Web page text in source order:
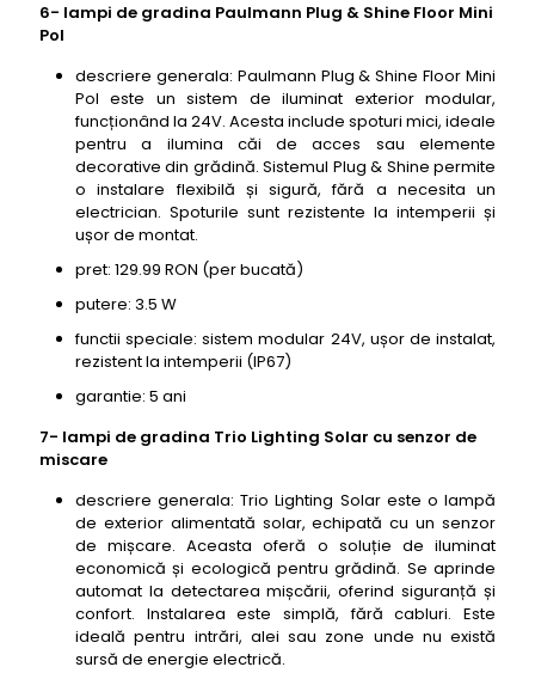
6- lampi de gradina Paulmann Plug & Shine Floor Mini
Pol
descriere generala: Paulmann Plug & Shine Floor Mini
Pol este un sistem de iluminat exterior modular,
funcționând la 24V. Acesta include spoturi mici, ideale
pentru a ilumina căi de acces sau elemente
decorative din grădină. Sistemul Plug & Shine permite
o instalare flexibilă și sigură, fără a necesita un
electrician. Spoturile sunt rezistente la intemperii și
ușor de montat.
pret: 129.99 RON (per bucată)
putere: 3.5 W
functii speciale: sistem modular 24V, ușor de instalat,
rezistent la intemperii (IP67)
garantie: 5 ani
7- lampi de gradina Trio Lighting Solar cu senzor de
miscare
descriere generala: Trio Lighting Solar este o lampă
de exterior alimentată solar, echipată cu un senzor
de mișcare. Aceasta oferă o soluție de iluminat
economică și ecologică pentru grădină. Se aprinde
automat la detectarea mișcării, oferind siguranță și
confort. Instalarea este simplă, fără cabluri. Este
ideală pentru intrări, alei sau zone unde nu există
sursă de energie electrică.